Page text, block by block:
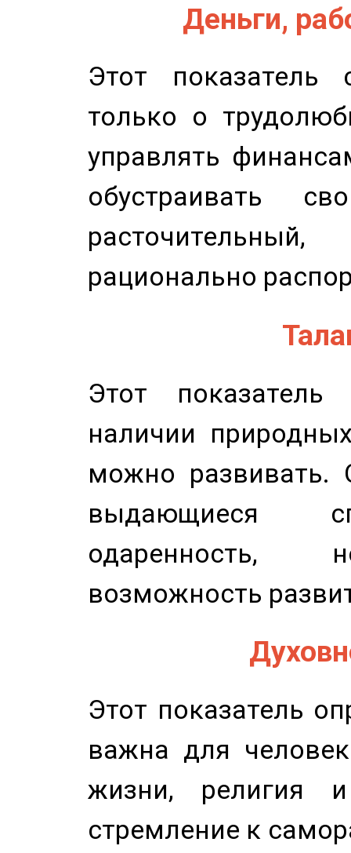
Деньги,
Этот показатель
только о
управлять
обустраивать
рационально
Этот показатель
наличии
можно развивать.
выдающиеся
одаренность,
возможность
Этот показатель
важна для
жизни, религия
стремление к